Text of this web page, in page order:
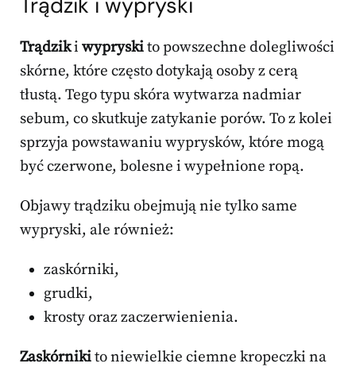
Trądziki wypryskito powszechne dolegliwości
skórne, które często dotykają osoby z cerą
tłustą. Tego typu skóra wytwarza nadmiar
sebum, co skutkuje zatykanie porów. To z kolei
sprzyja powstawaniu wyprysków, które mogą
być czerwone, bolesne i wypełnione ropą.
Objawy trądziku obejmują nie tylko same
wypryski, ale również:
zaskórniki,
grudki,
krosty oraz zaczerwienienia.
Zaskórnikito niewielkie ciemne kropeczki na